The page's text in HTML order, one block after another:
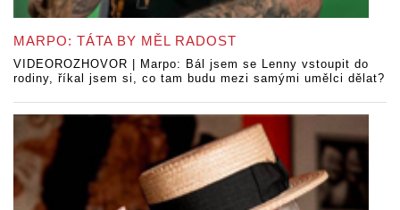
MARPO: TÁTA BY MĚL RADOST
VIDEOROZHOVOR | Marpo: Bál jsem se Lenny vstoupit do
rodiny, říkal jsem si, co tam budu mezi samými umělci dělat?